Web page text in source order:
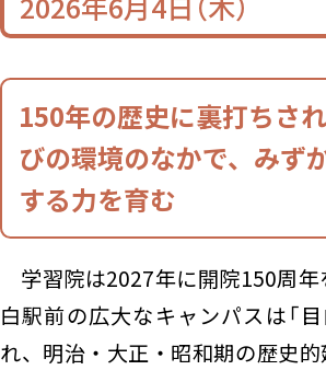
150年の歴史に裏打ちさ
びの環境のなかで、みず
する力を育む
学習院は2027年に開院150周年
白駅前の広大なキャンパスは「
れ、明治・大正・昭和期の歴史